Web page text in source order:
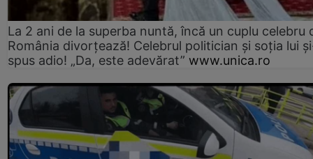
La 2 ani de la superba nuntă, încă un cuplu celebru
România divorțează! Celebrul politician și soția lui
spus adio! „Da, este adevărat” www.unica.ro